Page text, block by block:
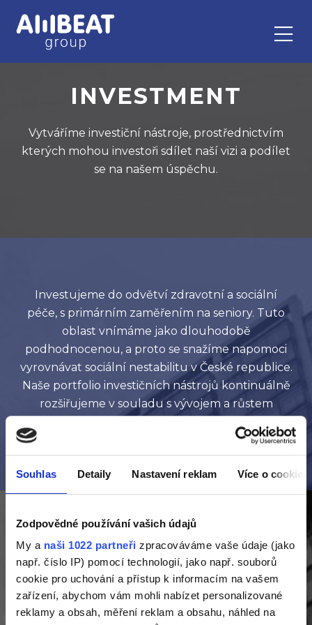
Souhlas Detaily Nastavení reklam Více o cookies
Zodpovědné používání vašich údajů
My a naši 1022 partneři zpracováváme vaše údaje (jako
např. číslo IP) pomocí technologií, jako např. souborů
cookie pro uchování a přístup k informacím na vašem
zařízení, abychom vám mohli nabízet personalizované
reklamy a obsah, měření reklam a obsahu, náhled na
INVESTMENT
Vytváříme investiční nástroje, prostřednictvím
kterých mohou investoři sdílet naší vizi a podílet
se na našem úspěchu.
Investujeme do odvětví zdravotní a sociální
péče, s primárním zaměřením na seniory. Tuto
oblast vnímáme jako dlouhodobě
podhodnocenou, a proto se snažíme napomoci
vyrovnávat sociální nestabilitu v České republice.
Naše portfolio investičních nástrojů kontinuálně
rozšiřujeme v souladu s vývojem a růstem